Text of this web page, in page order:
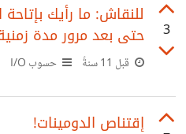
3
للنقاش: ما رأيك
حتى بعد مرور مدة
قبل 11 سنةً حسوب I/O
إقتناص الدومينات!